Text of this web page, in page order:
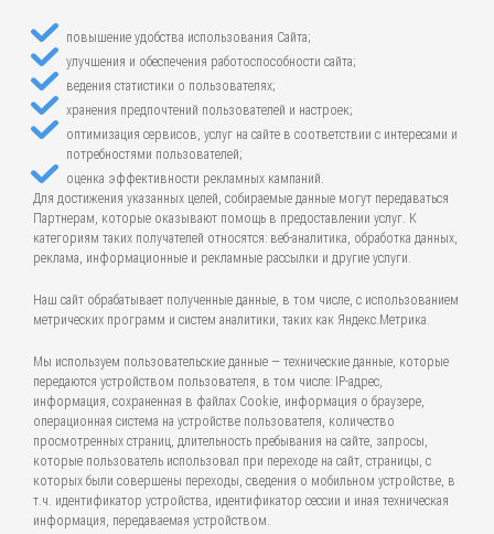
повышение удобства использования Сайта;
улучшения и обеспечения работоспособности сайта;
ведения статистики о пользователях;
хранения предпочтений пользователей и настроек;
оптимизация сервисов, услуг на сайте в соответствии с интересами и
потребностями пользователей;
оценка эффективности рекламных кампаний.
Для достижения указанных целей, собираемые данные могут передаваться
Партнерам, которые оказывают помощь в предоставлении услуг. К
категориям таких получателей относятся: веб-аналитика, обработка данных,
реклама, информационные и рекламные рассылки и другие услуги.
Наш сайт обрабатывает полученные данные, в том числе, с использованием
метрических программ и систем аналитики, таких как Яндекс.Метрика.
Мы используем пользовательские данные — технические данные, которые
передаются устройством пользователя, в том числе: IP-адрес,
информация, сохраненная в файлах Cookie, информация о браузере,
операционная система на устройстве пользователя, количество
просмотренных страниц, длительность пребывания на сайте, запросы,
которые пользователь использовал при переходе на сайт, страницы, с
которых были совершены переходы, сведения о мобильном устройстве, в
т.ч. идентификатор устройства, идентификатор сессии и иная техническая
информация, передаваемая устройством.